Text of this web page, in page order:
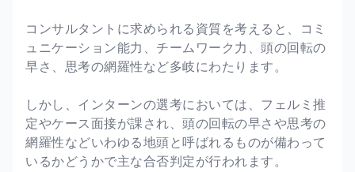
コンサルタントに求められる資質を考えると、コミ
ュニケーション能力、チームワーク力、頭の回転の
早さ、思考の網羅性など多岐にわたります。
しかし、インターンの選考においては、フェルミ推
定やケース面接が課され、頭の回転の早さや思考の
網羅性などいわゆる地頭と呼ばれるものが備わって
いるかどうかで主な合否判定が行われます。